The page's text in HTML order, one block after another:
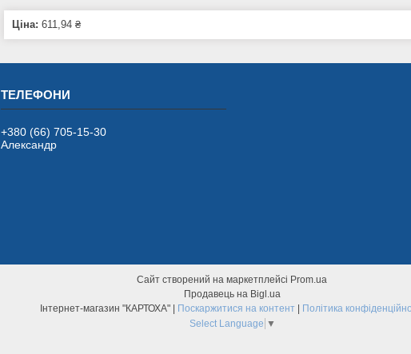
Ціна: 611,94 ₴
+380 (66) 705-15-30
Александр
Сайт створений на маркетплейсі Prom.ua
Продавець на Bigl.ua
Інтернет-магазин "КАРТОХА" | Поскаржитися на контент | Політика
Select Language ▼